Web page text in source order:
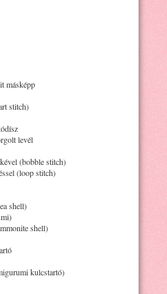
másképp
stitch)
levél
(bobble stitch)
(loop stitch)
shell)
shell)
kulcstartó)